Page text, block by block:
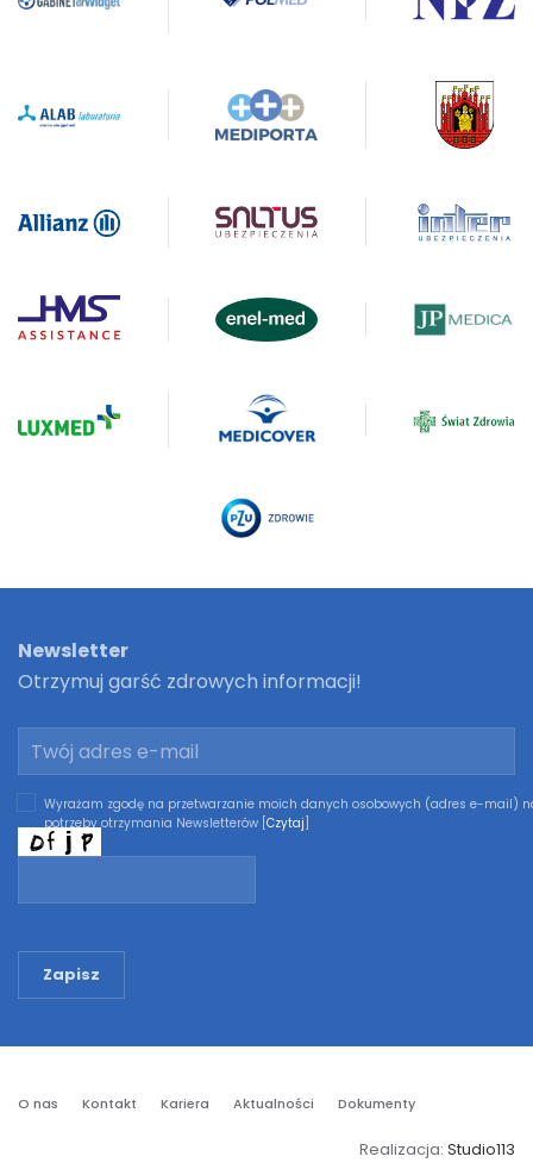
Newsletter
Otrzymuj garść zdrowych informacji!
Wyrażam zgodę na przetwarzanie moich danych osobowych (adres e-mail)
potrzeby otrzymania Newsletterów [ Czytaj
Zapisz
O nas Kontakt Kariera Aktualności Dokumenty
Realizacja: Studio113